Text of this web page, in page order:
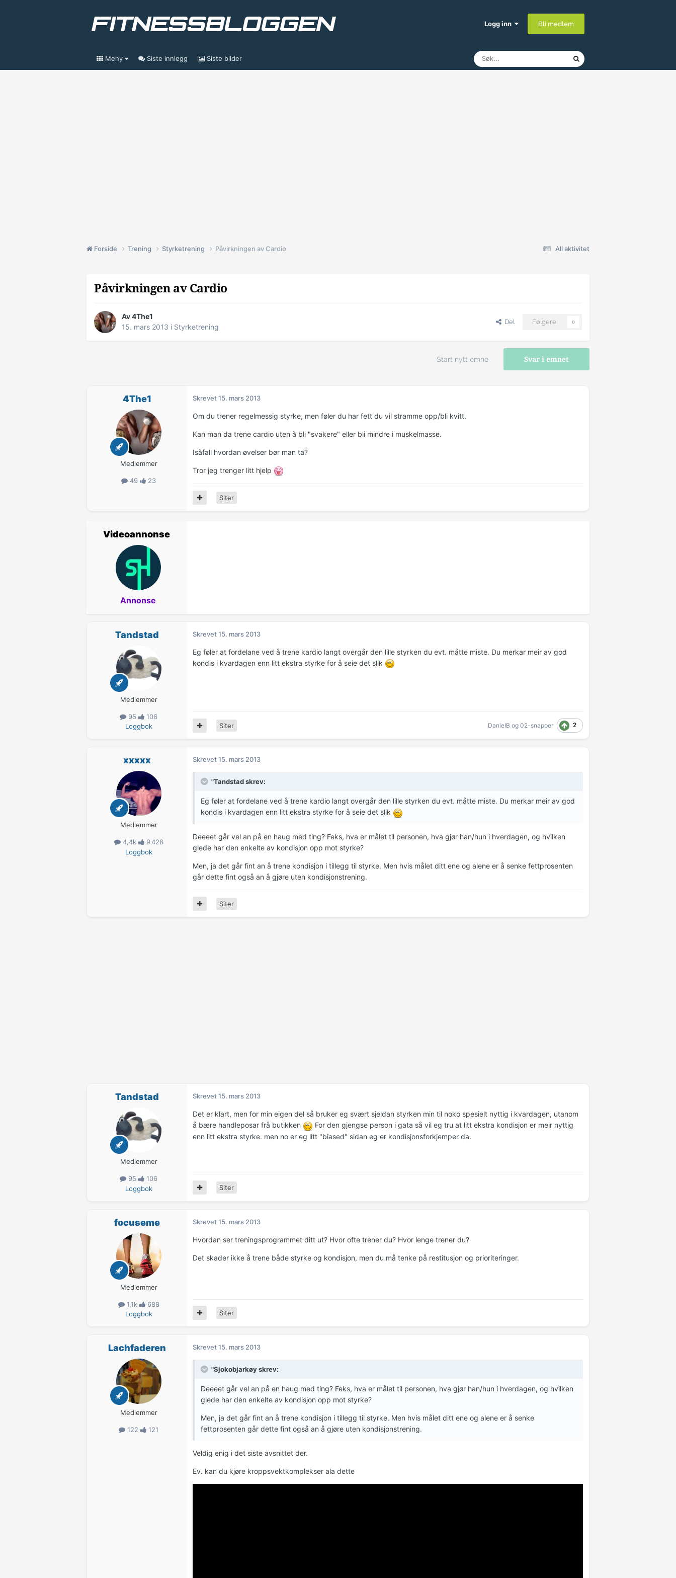
Logg inn Bli medlem
Meny Siste innlegg Siste bilder
All aktivitet
Forside Trening Styrketrening Påvirkningen av Cardio
Påvirkningen av Cardio
Av4The1
15. mars 2013 i Styrketrening
Del Følgere 0
Svar i emnet
Start nytt emne
4The1
Medlemmer
49 23
Skrevet15. mars 2013
Om du trener regelmessig styrke, men føler du har fett du vil stramme opp/bli kvitt.
Kan man da trene cardio uten å bli "svakere" eller bli mindre i muskelmasse.
Isåfall hvordan øvelser bør man ta?
Tror jeg trenger litt hjelp
Siter
Videoannonse
Annonse
Tandstad
Medlemmer
95
106
Loggbok
Skrevet15. mars 2013
Eg føler at fordelane ved å trene kardio langt overgår den lille styrken du evt. måtte miste. Du merkar meir av god
kondis i kvardagen enn litt ekstra styrke for å seie det slik
DanielB og 02-snapper 2
Siter
xxxxx
Medlemmer
4,4k
9 428
Loggbok
Skrevet15. mars 2013
"Tandstad skrev:
Eg føler at fordelane ved å trene kardio langt overgår den lille styrken du evt. måtte miste. Du merkar meir av god
kondis i kvardagen enn litt ekstra styrke for å seie det slik
Deeeet går vel an på en haug med ting? Feks, hva er målet til personen, hva gjør han/hun i hverdagen, og hvilken
glede har den enkelte av kondisjon opp mot styrke?
Men, ja det går fint an å trene kondisjon i tillegg til styrke. Men hvis målet ditt ene og alene er å senke fettprosenten
går dette fint også an å gjøre uten kondisjonstrening.
Siter
Tandstad
Medlemmer
95
106
Loggbok
Skrevet15. mars 2013
Det er klart, men for min eigen del så bruker eg svært sjeldan styrken min til noko spesielt nyttig i kvardagen, utanom
å bære handleposar frå butikken
For den gjengse person i gata så vil eg tru at litt ekstra kondisjon er meir nyttig
enn litt ekstra styrke. men no er eg litt "biased" sidan eg er kondisjonsforkjemper da.
Siter
focuseme
Medlemmer
1,1k
688
Loggbok
Skrevet15. mars 2013
Hvordan ser treningsprogrammet ditt ut? Hvor ofte trener du? Hvor lenge trener du?
Det skader ikke å trene både styrke og kondisjon, men du må tenke på restitusjon og prioriteringer.
Siter
Lachfaderen
Medlemmer
122 121
Skrevet15. mars 2013
"Sjokobjarkøy skrev:
Deeeet går vel an på en haug med ting? Feks, hva er målet til personen, hva gjør han/hun i hverdagen, og hvilken
glede har den enkelte av kondisjon opp mot styrke?
Men, ja det går fint an å trene kondisjon i tillegg til styrke. Men hvis målet ditt ene og alene er å senke
fettprosenten går dette fint også an å gjøre uten kondisjonstrening.
Veldig enig i det siste avsnittet der.
Ev. kan du kjøre kroppsvektkomplekser ala dette